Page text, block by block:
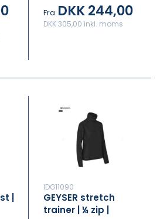
Fra DKK 244,00
DKK 305,00 inkl. moms
|
IDG11090
GEYSER stretch
trainer | ¼ zip |